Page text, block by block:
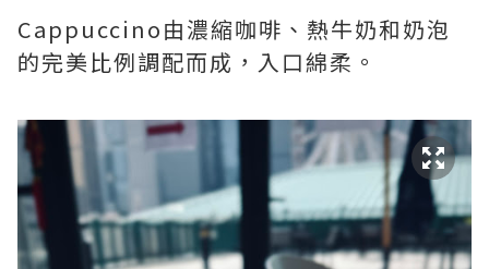
Cappuccino由濃縮咖啡、熱牛奶和奶泡
的完美比例調配而成，入口綿柔。